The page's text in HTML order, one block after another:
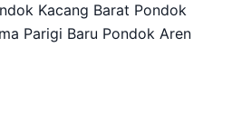
Kacang Barat Pondok
Parigi Baru Pondok Aren